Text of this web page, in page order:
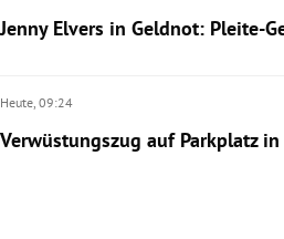
Jenny Elvers in Geldnot: Pleite-
Heute, 09:24
Verwüstungszug auf Parkplatz